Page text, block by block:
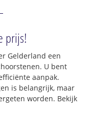
prijs!
Gelderland een
U bent
aanpak.
is belangrijk, maar
worden. Bekijk